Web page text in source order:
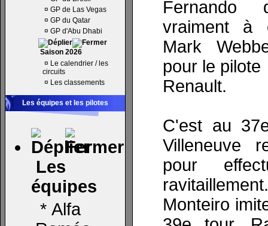
¤ GP de Las Vegas
¤ GP du Qatar
¤ GP d'Abu Dhabi
Saison 2026
¤ Le calendrier / les
circuits
¤ Les classements
Les équipes et les pilotes
Les
équipes
* Alfa
Fernando
vraiment à
Mark
pour le pilote
Renault.
C'est au
Villeneuve
pour
Monteiro